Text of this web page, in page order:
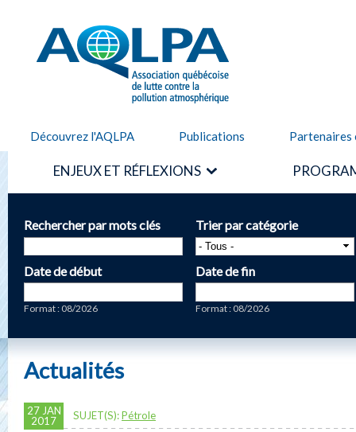
AQLPA
Découvrez l'AQLPA Publications Partenaires
ENJEUX ET RÉFLEXIONS
Rechercher par mots clés Trier par catégorie
Date de début
Format : 08/2026
Date de fin
Format : 08/2026
Actualités
27 JAN
2017
SUJET(S):Pétrole